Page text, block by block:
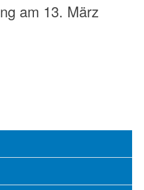
am 13. März